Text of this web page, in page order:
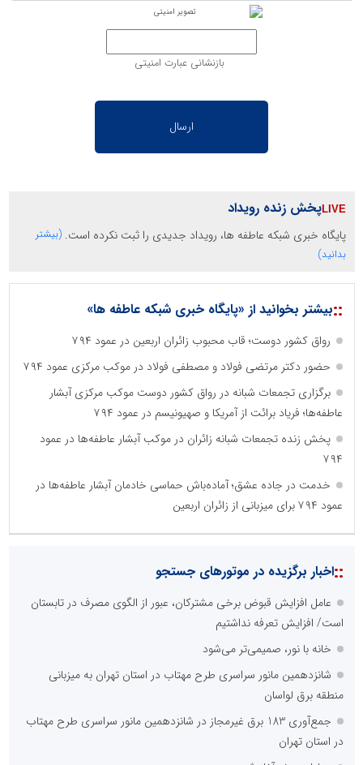
بازنشانی عبارت امنیتی
پخش زنده رویداد
پایگاه خبری شبکه عاطفه ها، رویداد جدیدی را ثبت نکرده است. (بیشتر
بدانید)
::بیشتر بخوانید از «پایگاه خبری شبکه عاطفه ها»
رواق کشور دوست؛ قاب محبوب زائران اربعین در عمود ۷۹۴
حضور دکتر مرتضی فولاد و مصطفی فولاد در موکب مرکزی عمود ۷۹۴
برگزاری تجمعات شبانه در رواق کشور دوست موکب مرکزی آبشار
عاطفه‌ها؛ فریاد برائت از آمریکا و صهیونیسم در عمود ۷۹۴
پخش زنده تجمعات شبانه زائران در موکب آبشار عاطفه‌ها در عمود
۷۹۴
خدمت در جاده عشق؛ آماده‌باش حماسی خادمان آبشار عاطفه‌ها در
عمود ۷۹۴ برای میزبانی از زائران اربعین
::اخبار برگزیده در موتورهای جستجو
عامل افزایش قبوض برخی مشترکان، عبور از الگوی مصرف در تابستان
است/ افزایش تعرفه نداشتیم
خانه با نور، صمیمی‌تر می‌شود
شانزدهمین مانور سراسری طرح مهتاب در استان تهران به میزبانی
منطقه برق لواسان
جمع‌آوری 183 برق غیرمجاز در شانزدهمین مانور سراسری طرح مهتاب
در استان تهران